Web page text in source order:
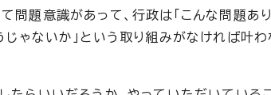
題意識があって、行政は「こんな問題あり
ゃないか」という取り組みがなければ叶わ